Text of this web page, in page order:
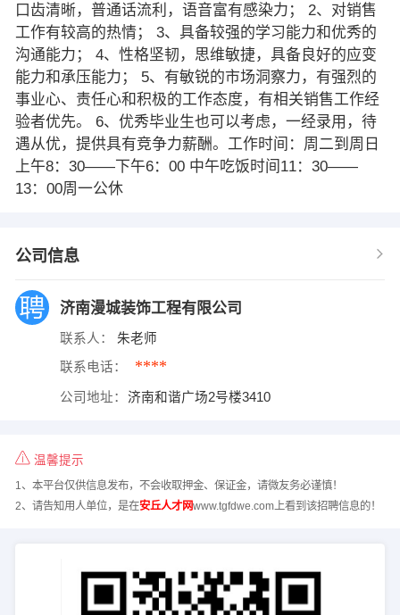
口齿清晰，普通话流利，语音富有感染力； 2、对销售
工作有较高的热情； 3、具备较强的学习能力和优秀的
沟通能力； 4、性格坚韧，思维敏捷，具备良好的应变
能力和承压能力； 5、有敏锐的市场洞察力，有强烈的
事业心、责任心和积极的工作态度，有相关销售工作经
验者优先。 6、优秀毕业生也可以考虑，一经录用，待
遇从优，提供具有竞争力薪酬。工作时间：周二到周日
上午8：30——下午6：00 中午吃饭时间11：30——
13：00周一公休
公司信息
济南漫城装饰工程有限公司
联系人： 朱老师
联系电话： ****
公司地址： 济南和谐广场2号楼3410
温馨提示
1、本平台仅供信息发布，不会收取押金、保证金，请微友务必谨慎！
2、请告知用人单位，是在安丘人才网www.tgfdwe.com上看到该招聘信息的！